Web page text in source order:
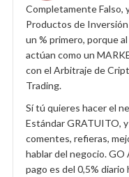
Completamente Falso,
Productos de
un % primero, porque
actúan como un
con el Arbitraje de
Trading.
Sí tú quieres hacer el
Estándar GRATUITO,
comentes, refieras,
hablar del negocio. GO
pago es del 0,5% diario